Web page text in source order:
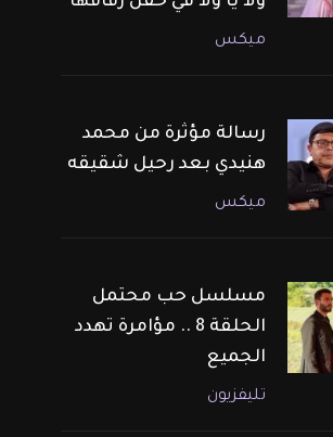
ميكس
رسالة مؤثرة من محمد
هنيدي بعد رحيل شقيقه
ميكس
مسلسل حب محتمل
الحلقة 8 .. مؤامرة تهدد
الجميع
تليفزيون